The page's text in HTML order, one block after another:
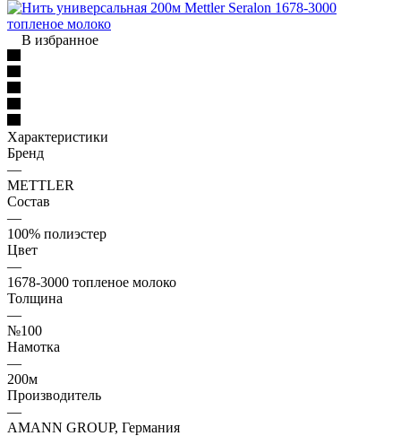
В избранное
Характеристики
Бренд
—
METTLER
Состав
—
100% полиэстер
Цвет
—
1678-3000 топленое молоко
Толщина
—
№100
Намотка
—
200м
Производитель
—
AMANN GROUP, Германия